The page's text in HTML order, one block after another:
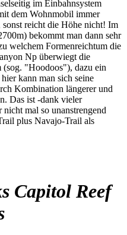
im Einbahnsystem
dem Wohnmobil immer
reicht die Höhe nicht! Im
bekommt man dann sehr
welchem Formenreichtum die
Np überwiegt die
"Hoodoos"), dazu ein
kann man sich seine
Kombination längerer und
Das ist -dank vieler
nicht mal so unanstrengend
plus Navajo-Trail als
Capitol Reef